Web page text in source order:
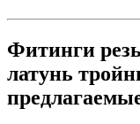
Фитинги
латунь